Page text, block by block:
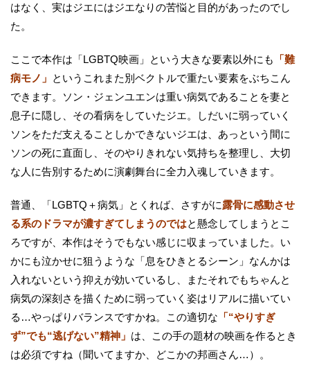
はなく、実はジエにはジエなりの苦悩と目的があったのでし
た。
ここで本作は「LGBTQ映画」という大きな要素以外にも
「難
病モノ」 というこれまた別ベクトルで重たい要素をぶちこん
できます。ソン・ジェンユエンは重い病気であることを妻と
息子に隠し、その看病をしていたジエ。しだいに弱っていく
ソンをただ支えることしかできないジエは、あっという間に
ソンの死に直面し、そのやりきれない気持ちを整理し、大切
な人に告別するために演劇舞台に全力入魂していきます。
普通、「LGBTQ＋病気」とくれば、さすがに露骨に感動させ
る系のドラマが濃すぎてしまうのではと懸念してしまうとこ
ろですが、本作はそうでもない感じに収まっていました。い
かにも泣かせに狙うような「息をひきとるシーン」なんかは
入れないという抑えが効いているし、またそれでもちゃんと
病気の深刻さを描くために弱っていく姿はリアルに描いてい
る…やっぱりバランスですかね。この適切な 「“やりすぎ
ず”でも“逃げない”精神」 は、この手の題材の映画を作るとき
は必須ですね（聞いてますか、どこかの邦画さん…）。